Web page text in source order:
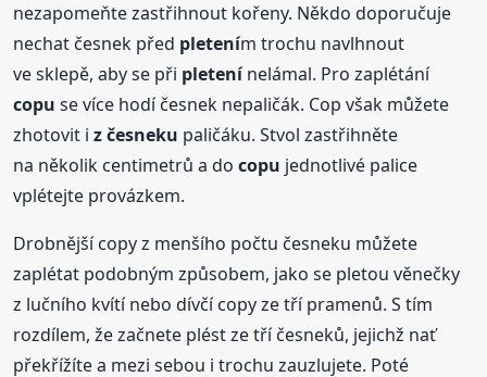
nezapomeňte zastřihnout kořeny. Někdo doporučuje
nechat česnek před pletením trochu navlhnout
ve sklepě, aby se při pletenínelámal. Pro zaplétání
copu se více hodí česnek nepaličák. Cop však můžete
zhotovit iz česneku paličáku. Stvol zastřihněte
na několik centimetrů a docopu jednotlivé palice
vplétejte provázkem.
Drobnější copy z menšího počtu česneku můžete
zaplétat podobným způsobem, jako se pletou věnečky
z lučního kvítí nebo dívčí copy ze tří pramenů. S tím
rozdílem, že začnete plést ze tří česneků, jejichž nať
překřížíte a mezi sebou i trochu zauzlujete. Poté